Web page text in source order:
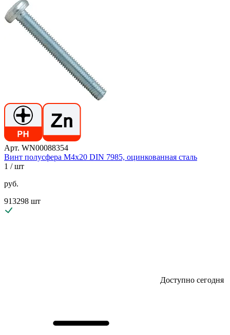
Арт. WN00088354
Винт полусфера М4х20 DIN 7985, оцинкованная сталь
1 / шт
руб.
913298 шт
Доступно сегодня